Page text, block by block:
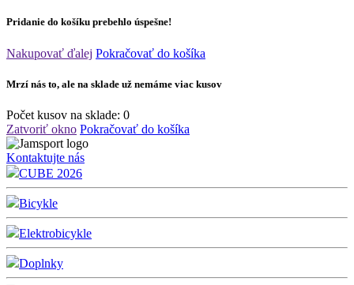
Pridanie do košíku prebehlo úspešne!
Nakupovať ďalej Pokračovať do košíka
Mrzí nás to, ale na sklade už nemáme viac kusov
Počet kusov na sklade: 0
Zatvoriť okno Pokračovať do košíka
Kontaktujte nás
CUBE 2026
Bicykle
Elektrobicykle
Doplnky